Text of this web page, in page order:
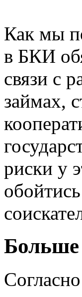
Как мы
в БКИ
связи с
займах,
риски у